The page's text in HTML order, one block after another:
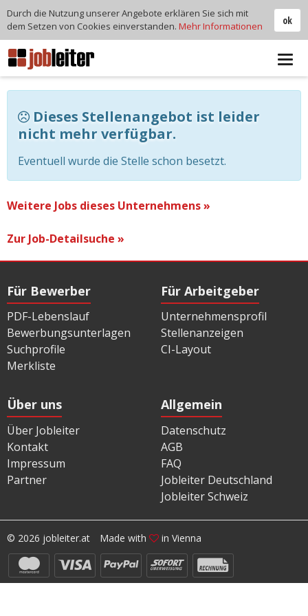
Dieses Stellenangebot ist leider
nicht mehr verfügbar.
Eventuell wurde die Stelle schon besetzt.
Weitere Jobs dieses Unternehmens »
Zur Job-Detailsuche »
Für Bewerber
PDF-Lebenslauf
Bewerbungsunterlagen
Suchprofile
Merkliste
Für Arbeitgeber
Unternehmensprofil
Stellenanzeigen
CI-Layout
Über uns
Über Jobleiter
Kontakt
Impressum
Partner
Allgemein
Datenschutz
AGB
FAQ
Jobleiter Deutschland
Jobleiter Schweiz
© 2026 jobleiter.at Made with in Vienna
ok
Durch die Nutzung unserer Angebote erklären Sie sich mit
dem Setzen von Cookies einverstanden. Mehr Informationen